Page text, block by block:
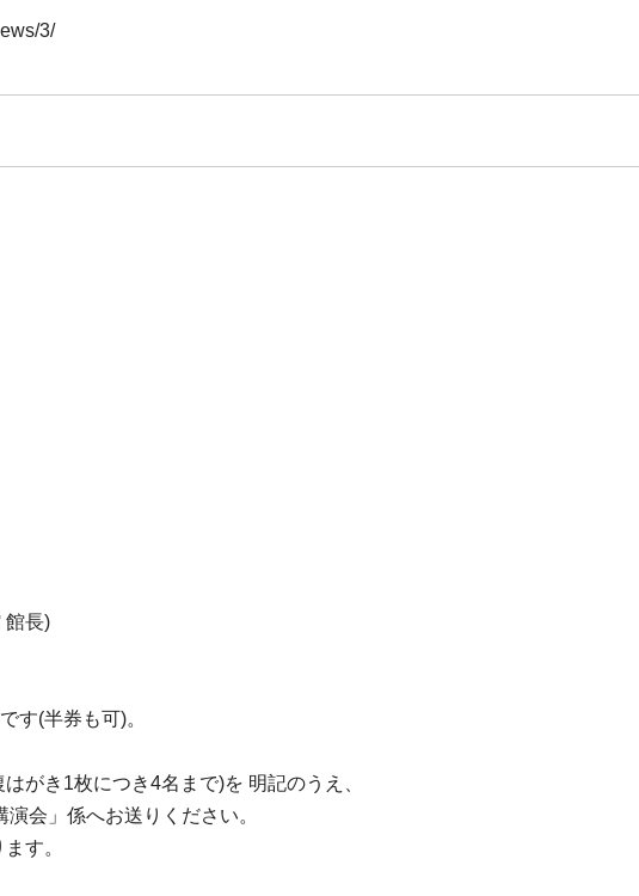
3/
館長)
す(半券も可)。
き1枚につき4名まで)を 明記のうえ、
会」係へお送りください。
す。